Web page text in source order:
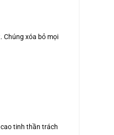
Chúng xóa bỏ mọi
tinh thần trách